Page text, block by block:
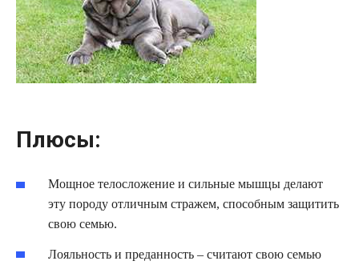
Плюсы:
Мощное телосложение и сильные мышцы делают
эту породу отличным стражем, способным защитить
свою семью.
Лояльность и преданность – считают свою семью